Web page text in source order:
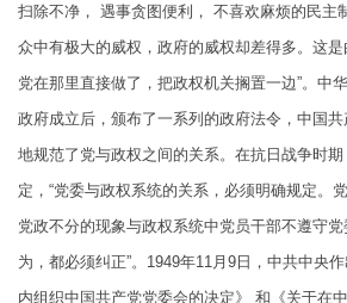
扫除不净， 遇事贪图便利， 不喜欢麻烦的民主
众中有极大的威权，政府的威权却差得多。这是
党在那里直接做了，把政权机关搁置一边”。中
政府成立后，颁布了一系列的政府法令，中国
地规范了党与政权之间的关系。在抗日战争时
定，“党委与政权系统的关系，必须明确规定。
党政不分的现象与政权系统中党员干部不遵守
为，都必须纠正”。1949年11月9日，中共中央
内组织中国共产党党委会的决定》 和《关于在